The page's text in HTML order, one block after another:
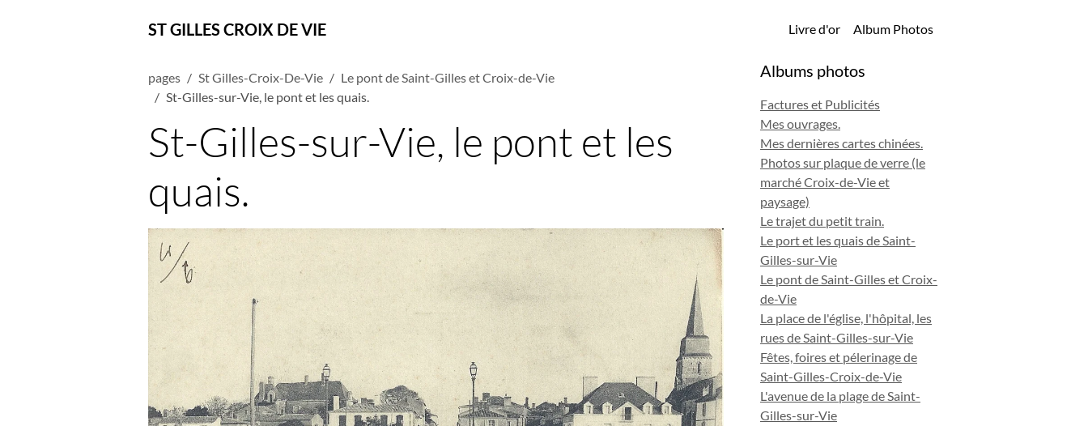
ST GILLES CROIX DE VIE Livre d'or Album Photos
pages St Gilles-Croix-De-Vie
Le pont de Saint-Gilles et Croix-de-Vie
St-Gilles-sur-Vie, le pont et les quais.
St-Gilles-sur-Vie, le pont et les
quais.
Albums photos
Factures et Publicités
Mes ouvrages.
Mes dernières cartes chinées.
Photos sur plaque de verre (le
marché Croix-de-Vie et
paysage)
Le trajet du petit train.
Le port et les quais de Saint-
Gilles-sur-Vie
Le pont de Saint-Gilles et Croix-
de-Vie
La place de l'église, l'hôpital, les
rues de Saint-Gilles-sur-Vie
Fêtes, foires et pélerinage de
Saint-Gilles-Croix-de-Vie
L'avenue de la plage de Saint-
Gilles-sur-Vie